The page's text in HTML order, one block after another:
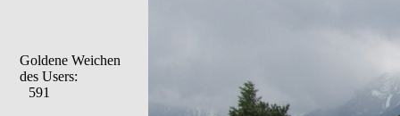
Goldene Weichen
des Users:
591